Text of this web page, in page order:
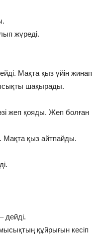
жүреді.
Мақта қыз үйін жинап
шақырады.
жеп қояды. Жеп болған
қыз айтпайды.
дейді.
құйрығын кесіп